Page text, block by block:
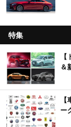
特集
＆
ー